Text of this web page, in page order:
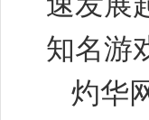
知名游
灼华